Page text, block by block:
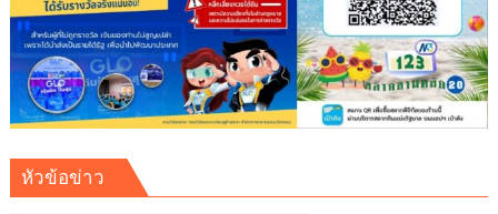
ศรัทธา
ใน
พระพุทธ
ศาสนา
หัวข้อข่าว